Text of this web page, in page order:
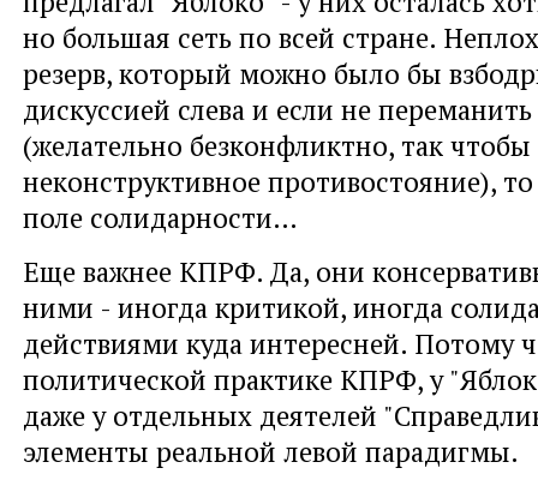
но большая сеть по всей стране.
резерв, который можно было бы
дискуссией слева и если не переманить
(желательно безконфликтно, так чтобы
неконструктивное противостояние),
поле солидарности…
Еще важнее КПРФ. Да, они
ними - иногда критикой, иногда
действиями куда интересней. Потому
политической практике КПРФ, у
даже у отдельных деятелей
элементы реальной левой парадигмы.